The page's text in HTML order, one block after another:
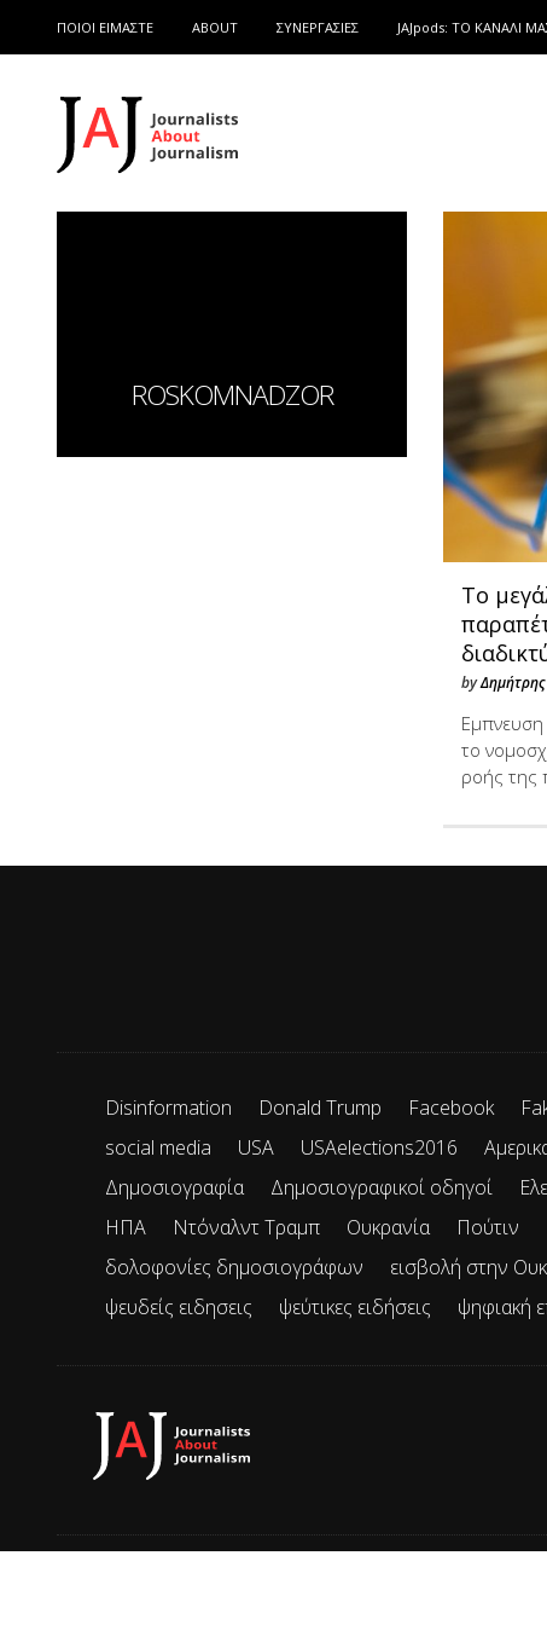
ΠΟΙΟΙ ΕΙΜΑΣΤΕ ABOUT ΣΥΝΕΡΓΑΣΙΕΣ JAJpods: TO ΚΑΝΑΛΙ
ROSKOMNADZOR
Το
by
το
ροής της
Disinformation Donald Trump Facebook
social media
USA USAelections2016
Δημοσιογραφία
Δημοσιογραφικοί οδηγοί
ΗΠΑ
Ντόναλντ Τραμπ Ουκρανία Πούτιν
δολοφονίες δημοσιογράφων
εισβολή στην
ψευδείς ειδησεις
ψεύτικες ειδήσεις ψηφιακή